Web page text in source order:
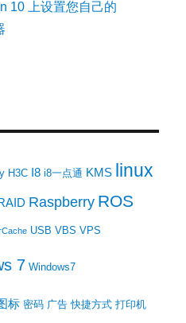
10 上设置您自己的
H3C I8 i8一点通 KMS linux
Raspberry ROS
USB VBS VPS
7 Windows7
标 密码 广告 快捷方式 打印机